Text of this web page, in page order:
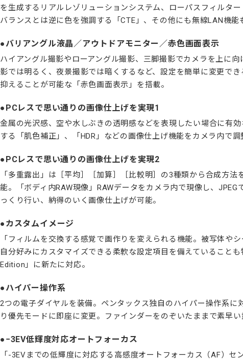
を生成するリアルレゾリューションシステム、ローパスフィルタ
バランスとは逆に色を強調する「CTE」、その他にも無線LAN機能
バリアングル液晶／アウトドアモニター／赤色画面表示
ハイアングル撮影やローアングル撮影、三脚撮影でカメラを上に
影では明るく、夜景撮影では暗くするなど、設定を簡単に変更で
抑えることが可能な「赤色画面表示」を搭載。
PCレスで思い通りの画像仕上げを実現1
金属の光沢感、空や水しぶきの透明感などを表現したい場合に有
する「肌色補正」、「HDR」などの画像仕上げ機能をカメラ内で調
PCレスで思い通りの画像仕上げを実現2
「多重露出」は［平均］［加算］［比較明］の3種類から合成方
能。「ボディ内RAW現像」RAWデータをカメラ内で現像し、
っくり行い、納得のいく画像仕上げが可能。
カスタムイメージ
「フィルムを交換する感覚で画作りを変えられる機能。被写体や
自分好みにカスタマイズできる柔軟な設定項目を備えていること
Edition」に新たに対応。
ハイパー操作系
2つの電子ダイヤルを装備。ペンタックス独自のハイパー操作系
り優先モードに即座に変更。ファインダーをのぞいたままで素早
−3EV低輝度対応オートフォーカス
「-3EVまでの低輝度に対応する高感度オートフォーカス（AF）